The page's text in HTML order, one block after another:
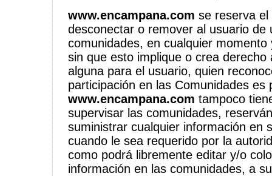
www.encampana.com se reserva el
desconectar o remover al usuario de
comunidades, en cualquier
sin que esto implique o crea derecho
alguna para el usuario, quien
participación en las Comunidades es
www.encampana.com tampoco
supervisar las comunidades,
suministrar cualquier información en
cuando le sea requerido por la
como podrá libremente editar y/o
información en las comunidades, a